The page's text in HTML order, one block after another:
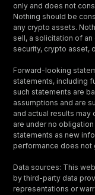
only and does not
Nothing should be
any crypto assets.
sell, a solicitation of
security, crypto asset,
Forward-looking
statements, including
such statements are
assumptions and are
and actual results
are under no
statements as new
performance does not
Data sources: This
by third-party data
representations or